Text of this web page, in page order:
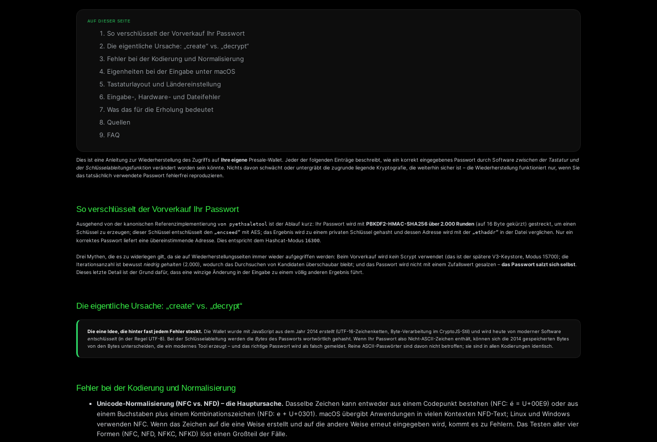
AUF DIESER SEITE
So verschlüsselt der Vorverkauf Ihr Passwort
Die eigentliche Ursache: „create“ vs. „decrypt“
Fehler bei der Kodierung und Normalisierung
Eigenheiten bei der Eingabe unter macOS
Tastaturlayout und Ländereinstellung
Eingabe-, Hardware- und Dateifehler
Was das für die Erholung bedeutet
Quellen
FAQ
Dies ist eine Anleitung zur Wiederherstellung des Zugriffs auf Ihre eigene Presale-Wallet. Jeder der folgenden Einträge beschreibt, wie ein korrekt eingegebenes Passwort durch Software zwischen der Tastatur und
der Schlüsselableitungsfunktion verändert worden sein könnte. Nichts davon schwächt oder untergräbt die zugrunde liegende Kryptografie, die weiterhin sicher ist – die Wiederherstellung funktioniert nur, wenn Sie
das tatsächlich verwendete Passwort fehlerfrei reproduzieren.
So verschlüsselt der Vorverkauf Ihr Passwort
Ausgehend von der kanonischen Referenzimplementierung von pyethsaletool ist der Ablauf kurz: Ihr Passwort wird mit PBKDF2-HMAC-SHA256 über 2.000 Runden (auf 16 Byte gekürzt) gestreckt, um einen
Schlüssel zu erzeugen; dieser Schlüssel entschlüsselt den „encseed“ mit AES; das Ergebnis wird zu einem privaten Schlüssel gehasht und dessen Adresse wird mit der „ethaddr“ in der Datei verglichen. Nur ein
korrektes Passwort liefert eine übereinstimmende Adresse. Dies entspricht dem Hashcat-Modus 16300.
Drei Mythen, die es zu widerlegen gilt, da sie auf Wiederherstellungsseiten immer wieder aufgegriffen werden: Beim Vorverkauf wird kein Scrypt verwendet (das ist der spätere V3-Keystore, Modus 15700); die
Iterationsanzahl ist bewusst niedrig gehalten (2.000), wodurch das Durchsuchen von Kandidaten überschaubar bleibt; und das Passwort wird nicht mit einem Zufallswert gesalzen – das Passwort salzt sich selbst.
Dieses letzte Detail ist der Grund dafür, dass eine winzige Änderung in der Eingabe zu einem völlig anderen Ergebnis führt.
Die eigentliche Ursache: „create“ vs. „decrypt“
Die eine Idee, die hinter fast jedem Fehler steckt. Die Wallet wurde mit JavaScript aus dem Jahr 2014 erstellt(UTF-16-Zeichenketten, Byte-Verarbeitung im CryptoJS-Stil) und wird heute von moderner Software
entschlüsselt(in der Regel UTF-8). Bei der Schlüsselableitung werden die Bytes des Passworts wortwörtlich gehasht. Wenn Ihr Passwort also Nicht-ASCII-Zeichen enthält, können sich die 2014 gespeicherten Bytes
von den Bytes unterscheiden, die ein modernes Tool erzeugt – und das richtige Passwort wird als falsch gemeldet. Reine ASCII-Passwörter sind davon nicht betroffen; sie sind in allen Kodierungen identisch.
Fehler bei der Kodierung und Normalisierung
Unicode-Normalisierung (NFC vs. NFD) – die Hauptursache. Dasselbe Zeichen kann entweder aus einem Codepunkt bestehen (NFC: é = U+00E9) oder aus
einem Buchstaben plus einem Kombinationszeichen (NFD: e + U+0301). macOS übergibt Anwendungen in vielen Kontexten NFD-Text; Linux und Windows
verwenden NFC. Wenn das Zeichen auf die eine Weise erstellt und auf die andere Weise erneut eingegeben wird, kommt es zu Fehlern. Das Testen aller vier
Formen (NFC, NFD, NFKC, NFKD) löst einen Großteil der Fälle.